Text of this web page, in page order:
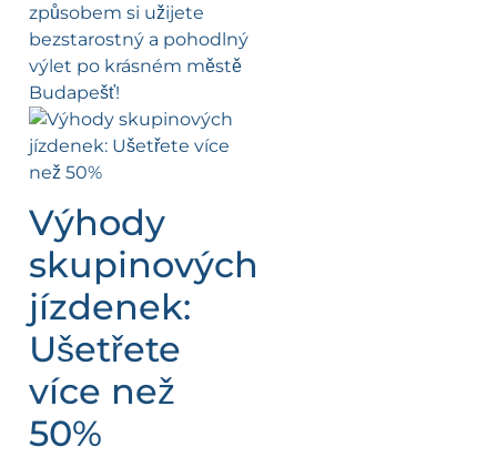
způsobem si užijete
bezstarostný a pohodlný
výlet po krásném městě
Budapešť!
Výhody
skupinových
jízdenek:
Ušetřete
více než
50%